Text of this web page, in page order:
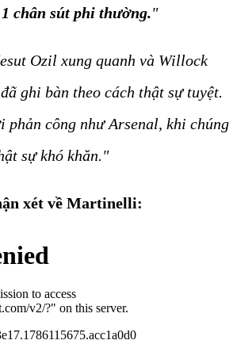
chân sút phi thường."
Ozil xung quanh và Willock
ghi bàn theo cách thật sự tuyệt.
phản công như Arsenal, khi chúng
sự khó khăn."
xét về Martinelli: